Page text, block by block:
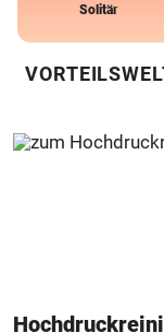
Solitär